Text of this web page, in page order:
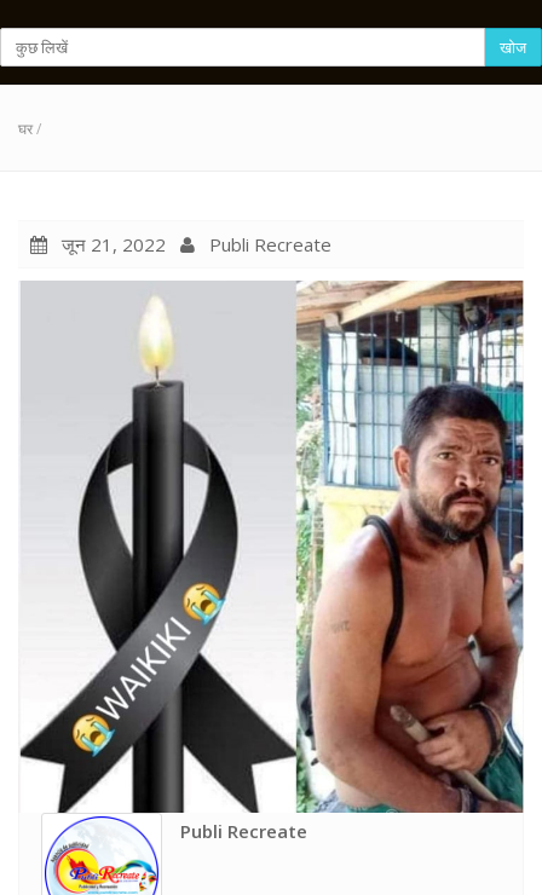
खोज
घर/
जून 21, 2022 Publi Recreate
Publi Recreate